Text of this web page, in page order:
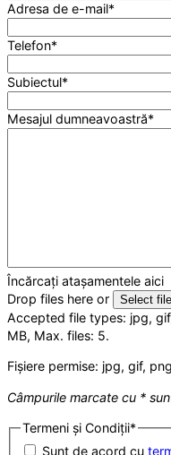
Adresa de e-mail*
Telefon*
Subiectul*
Mesajul dumneavoastră*
Încărcați atașamentele aici
Drop files here or
Select
Accepted file types: jpg,
MB, Max. files: 5.
Fișiere permise: jpg, gif,
Câmpurile marcate cu *
Termeni și Condiții*
Sunt de acord cu